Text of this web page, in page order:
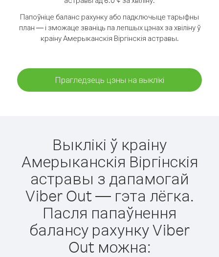
Папоўніце баланс рахунку або падключыце тарыфны
план — і зможаце званіць па лепшых цэнах за хвіліну ў
краіну Амерыканскія Віргінскія астравы.
Прагледзець цэны на выклікі
Выклікі ў краіну
Амерыканскія Віргінскія
астравы з дапамогай
Viber Out — гэта лёгка.
Пасля папаўнення
балансу рахунку Viber
Out можна: